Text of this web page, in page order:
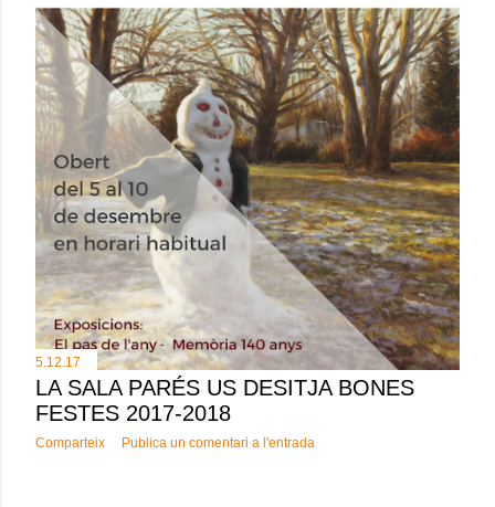
5.12.17
LA SALA PARÉS US DESITJA BONES
FESTES 2017-2018
Comparteix Publica un comentari a l'entrada